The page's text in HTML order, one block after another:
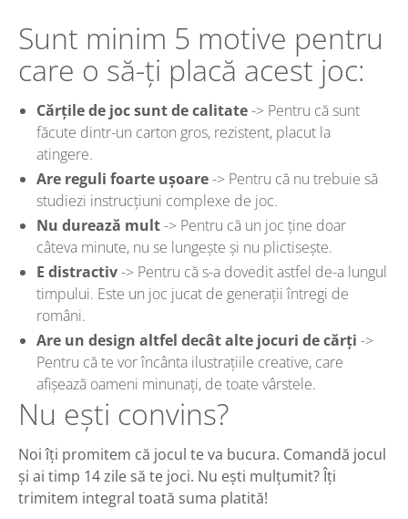
Sunt minim 5 motive pentru
care o să-ți placă acest joc:
Cărțile de joc sunt de calitate-> Pentru că sunt
făcute dintr-un carton gros, rezistent, placut la
atingere.
Are reguli foarte ușoare-> Pentru că nu trebuie să
studiezi instrucțiuni complexe de joc.
Nu durează mult-> Pentru că un joc ține doar
câteva minute, nu se lungește și nu plictisește.
E distractiv-> Pentru că s-a dovedit astfel de-a lungul
timpului. Este un joc jucat de generații întregi de
români.
Are un design altfel decât alte jocuri de cărți ->
Pentru că te vor încânta ilustrațiile creative, care
afișează oameni minunați, de toate vârstele.
Nu ești convins?
Noi îți promitem că jocul te va bucura. Comandă jocul
și ai timp 14 zile să te joci. Nu ești mulțumit? Îți
trimitem integral toată suma platită!